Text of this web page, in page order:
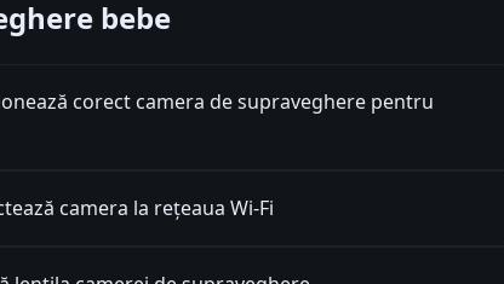
bebe
corect camera de supraveghere pentru
camera la rețeaua Wi-Fi